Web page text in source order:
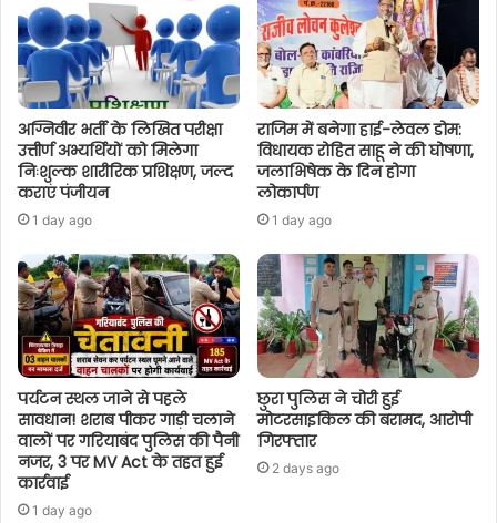
अग्निवीर भर्ती के लिखित परीक्षा
उत्तीर्ण अभ्यर्थियों को मिलेगा
निःशुल्क शारीरिक प्रशिक्षण, जल्द
कराएं पंजीयन
1 day ago
राजिम में बनेगा हाई-लेवल डोम:
विधायक रोहित साहू ने की घोषणा,
जलाभिषेक के दिन होगा
लोकार्पण
1 day ago
पर्यटन स्थल जाने से पहले
सावधान! शराब पीकर गाड़ी चलाने
वालों पर गरियाबंद पुलिस की पैनी
नजर, 3 पर MV Act के तहत हुई
कार्रवाई
1 day ago
छुरा पुलिस ने चोरी हुई
मोटरसाइकिल की बरामद, आरोपी
गिरफ्तार
2 days ago